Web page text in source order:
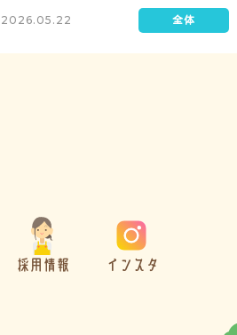
2026.05.22
採用情報 インスタ